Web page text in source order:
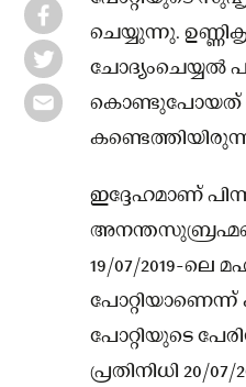
ചെയ്യുന്നു.
ചോദ്യംചെയ്യൽ
കൊണ്ടുപോയത്
ഇദ്ദേഹമാണ്
19/07/2019-
പോറ്റിയാണെന്ന്
പോറ്റിയുടെ
പ്രതിനിധി 20/